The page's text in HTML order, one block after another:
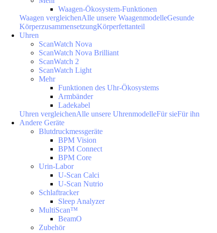
Waagen-Ökosystem-Funktionen
Waagen vergleichenAlle unsere WaagenmodelleGesunde
KörperzusammensetzungKörperfettanteil
Uhren
ScanWatch Nova
ScanWatch Nova Brilliant
ScanWatch 2
ScanWatch Light
Mehr
Funktionen des Uhr-Ökosystems
Armbänder
Ladekabel
Uhren vergleichenAlle unsere UhrenmodelleFür sieFür ihn
Andere Geräte
Blutdruckmessgeräte
BPM Vision
BPM Connect
BPM Core
Urin-Labor
U-Scan Calci
U-Scan Nutrio
Schlaftracker
Sleep Analyzer
MultiScan™
BeamO
Zubehör